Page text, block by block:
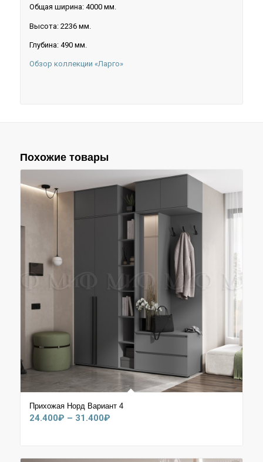
Общая ширина: 4000 мм.
Высота: 2236 мм.
Глубина: 490 мм.
Обзор коллекции «Ларго»
Похожие товары
Прихожая Норд Вариант 4
24.400₽ – 31.400₽Диапазон
–